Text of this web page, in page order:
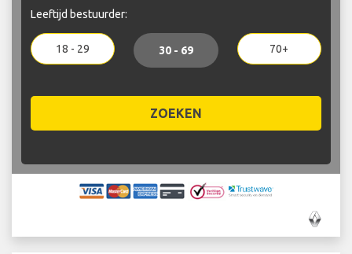
Leeftijd bestuurder:
18 - 29 30 - 69 70+
ZOEKEN